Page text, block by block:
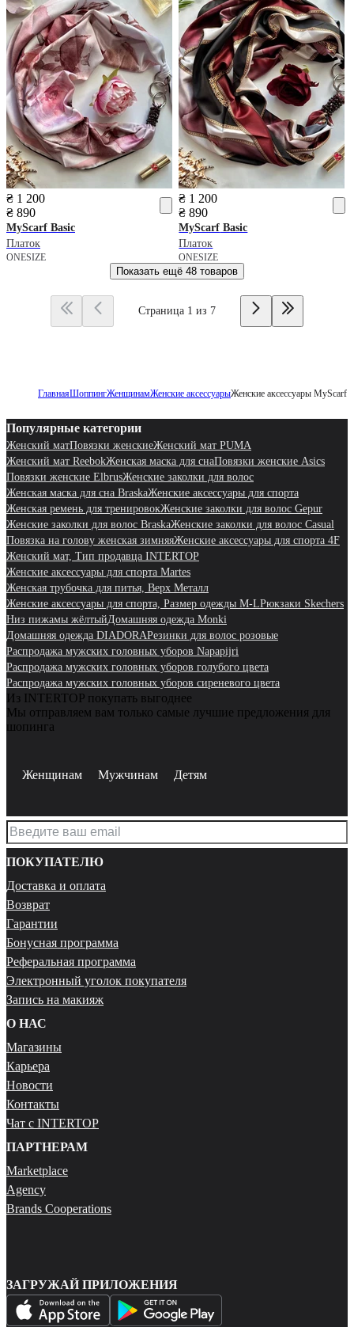
₴ 1 200
₴ 890
MyScarf Basic
Платок
ONESIZE
₴ 1 200
₴ 890
MyScarf Basic
Платок
ONESIZE
Показать ещё 48 товаров
Страница 1 из 7
ГлавнаяШоппингЖенщинамЖенские аксессуарыЖенские аксессуары MyScarf
Популярные категории
Женский матПовязки женскиеЖенский мат PUMA
Женский мат ReebokЖенская маска для снаПовязки женские Asics
Повязки женские ElbrusЖенские заколки для волос
Женская маска для сна BraskaЖенские аксессуары для спорта
Женская ремень для тренировокЖенские заколки для волос Gepur
Женские заколки для волос BraskaЖенские заколки для волос Casual
Повязка на голову женская зимняяЖенские аксессуары для спорта 4F
Женский мат, Тип продавца INTERTOP
Женские аксессуары для спорта Martes
Женская трубочка для питья, Верх Металл
Женские аксессуары для спорта, Размер одежды M-LРюкзаки Skechers
Низ пижамы жёлтыйДомашняя одежда Monki
Домашняя одежда DIADORAРезинки для волос розовые
Распродажа мужских головных уборов Napapijri
Распродажа мужских головных уборов голубого цвета
Распродажа мужских головных уборов сиреневого цвета
Из INTERTOP покупать выгоднее
Мы отправляем вам только самые лучшие предложения для
шопинга
Женщинам Мужчинам Детям
ПОКУПАТЕЛЮ
Доставка и оплата
Возврат
Гарантии
Бонусная программа
Реферальная программа
Электронный уголок покупателя
Запись на макияж
О НАС
Магазины
Карьера
Новости
Контакты
Чат с INTERTOP
ПАРТНЕРАМ
Marketplace
Agency
Brands Cooperations
ЗАГРУЖАЙ ПРИЛОЖЕНИЯ